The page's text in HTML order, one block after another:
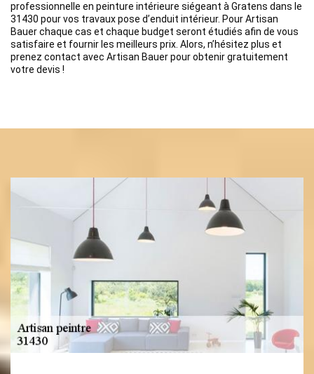
professionnelle en peinture intérieure siégeant à Gratens dans le
31430 pour vos travaux pose d’enduit intérieur. Pour Artisan
Bauer chaque cas et chaque budget seront étudiés afin de vous
satisfaire et fournir les meilleurs prix. Alors, n’hésitez plus et
prenez contact avec Artisan Bauer pour obtenir gratuitement
votre devis !